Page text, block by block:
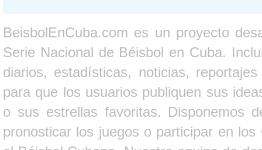
BeisbolEnCuba.com es un proyecto
Serie Nacional de Béisbol en Cuba.
diarios, estadísticas, noticias,
para que los usuarios publiquen sus
o sus estrellas favoritas. Disponemos
pronosticar los juegos o participar en